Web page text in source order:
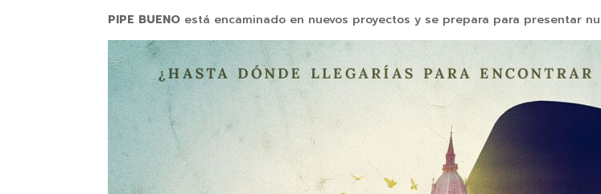
PIPE BUENO está encaminado en nuevos proyectos y se prepara para presentar